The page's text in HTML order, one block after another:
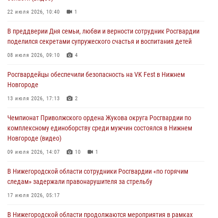
Росгвардейцы обеспечили безопасность на VK Fest в Нижнем
13 июля 2026, 17:13
Нижегородские росгвардейцы за прошедшую неделю выезжали
13 июля 2026, 06:45
Росгвардейцы предотвратили серию краж в Нижнем Новгороде
22 июля 2026, 10:40 1
В преддверии Дня семьи, любви и верности сотрудник Росгвардии
поделился секретами супружеского счастья и воспитания детей
08 июля 2026, 09:10 4
Росгвардейцы обеспечили безопасность на VK Fest в Нижнем
Новгороде
13 июля 2026, 17:13 2
Чемпионат Приволжского ордена Жукова округа Росгвардии по
комплексному единоборству среди мужчин состоялся в Нижнем
Новгороде (видео)
09 июля 2026, 14:07 10 1
В Нижегородской области сотрудники Росгвардии «по горячим
следам» задержали правонарушителя за стрельбу
17 июля 2026, 05:17
В Нижегородской области продолжаются мероприятия в рамках